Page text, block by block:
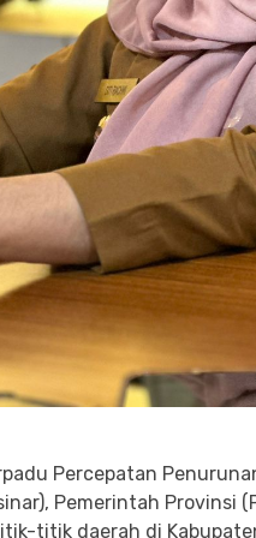
Percepatan
Pemerintah Provinsi
titik daerah di